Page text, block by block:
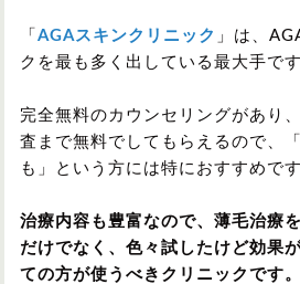
「 AGAスキンクリニック 」は、
クを最も多く出している最大手です
完全無料のカウンセリングがあり
査まで無料でしてもらえるので、
も」という方には特におすすめです
治療内容も豊富なので、薄毛治療
だけでなく、色々試したけど効果
ての方が使うべきクリニックです。